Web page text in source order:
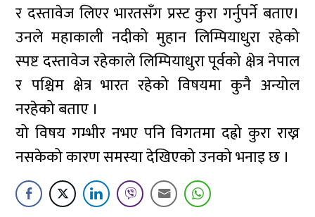
र दस्तावेज लिएर भारतसँग प्रस्ट कुरा गर्नुपर्ने बताए।
उनले महाकाली नदीको मुहान लिम्पियाधुरा रहेको
स्पष्ट दस्तावेज रहेकाले लिम्पियाधुरा पूर्वको क्षेत्र नेपाल
र पश्चिम क्षेत्र भारत रहेको विषयमा कुनै अन्योल
नरहेको बताए ।
यो विषय गम्भीर नभए पनि विगतमा दह्रो कुरा राख्न
नसकेको कारण समस्या देखिएको उनको भनाइ छ ।